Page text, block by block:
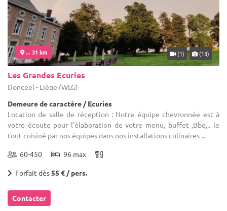
... 31 km (1) (13)
Les Grandes Ecuries
Donceel - Liège (WLG)
Demeure de caractère / Ecuries
Location de salle de réception : Notre équipe chevronnée est à
votre écoute pour l'élaboration de votre menu, buffet ,Bbq,.. le
tout cuisiné par nos équipes dans nos installations culinaires ...
60-450 96 max
Forfait dès 55 € / pers.
Contacter